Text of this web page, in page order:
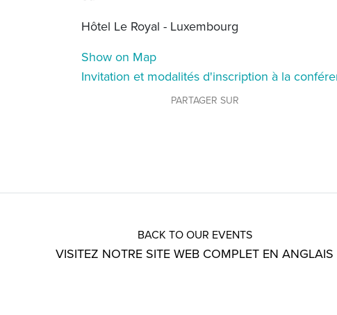
Hôtel Le Royal - Luxembourg
Show on Map
Invitation et modalités d'inscription à la
PARTAGER SUR
BACK TO OUR EVENTS
VISITEZ NOTRE SITE WEB COMPLET EN ANGLAIS